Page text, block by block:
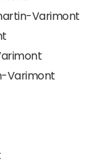
Varimont
Varimont